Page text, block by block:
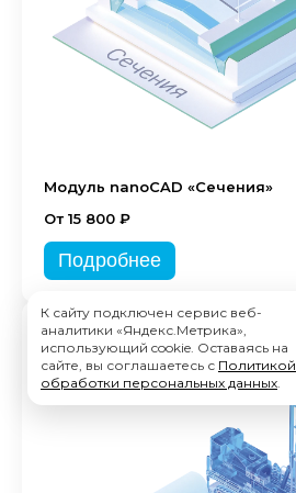
Модуль nanoCAD «Сечения»
От 15 800 ₽
Подробнее
К сайту подключен сервис веб-
аналитики «Яндекс.Метрика»,
использующий cookie. Оставаясь на
сайте, вы соглашаетесь с Политикой
обработки персональных данных.